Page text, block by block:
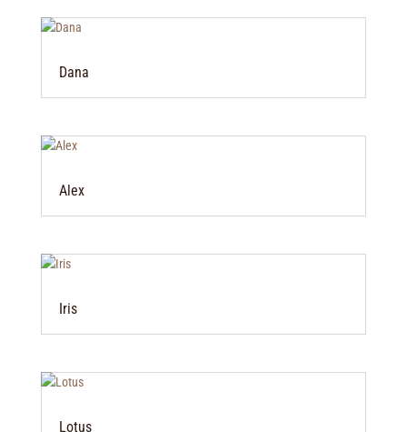
Dana
Alex
Iris
Lotus